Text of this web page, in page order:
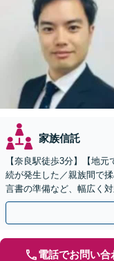
家族信託
【奈良駅徒歩3分】【地
続が発生した／親族間で
言書の準備など、幅広く
士業と連携しスピーディ
電話でお問い合